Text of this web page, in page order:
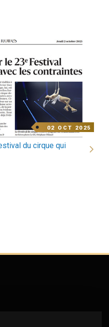
decodate
DATE
DE
L'ACTU
02 OCT 2025
du cirque qui